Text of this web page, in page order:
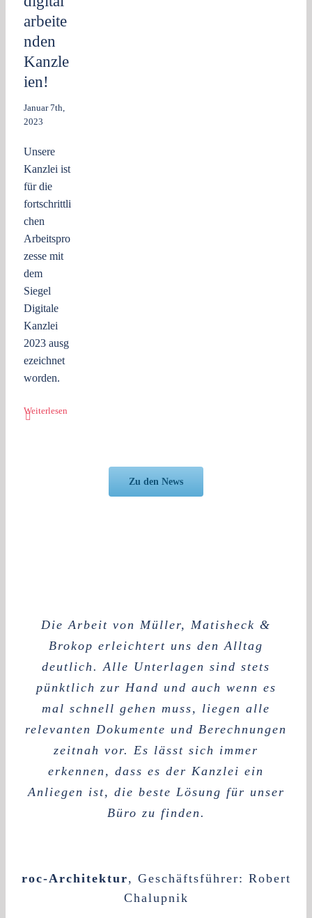
arbeite
nden
Kanzle
ien!
Januar 7th,
2023
Unsere
Kanzlei ist
für die
fortschrittli
chen
Arbeitspro
zesse mit
dem
Siegel
Digitale
Kanzlei
2023 ausg
ezeichnet
worden.
Weiterlesen
Zu den News
Die Arbeit von Müller, Matisheck &
Brokop erleichtert uns den Alltag
deutlich. Alle Unterlagen sind stets
pünktlich zur Hand und auch wenn es
mal schnell gehen muss, liegen alle
relevanten Dokumente und Berechnungen
zeitnah vor. Es lässt sich immer
erkennen, dass es der Kanzlei ein
Anliegen ist, die beste Lösung für unser
Büro zu finden.
roc-Architektur, Geschäftsführer: Robert
Chalupnik